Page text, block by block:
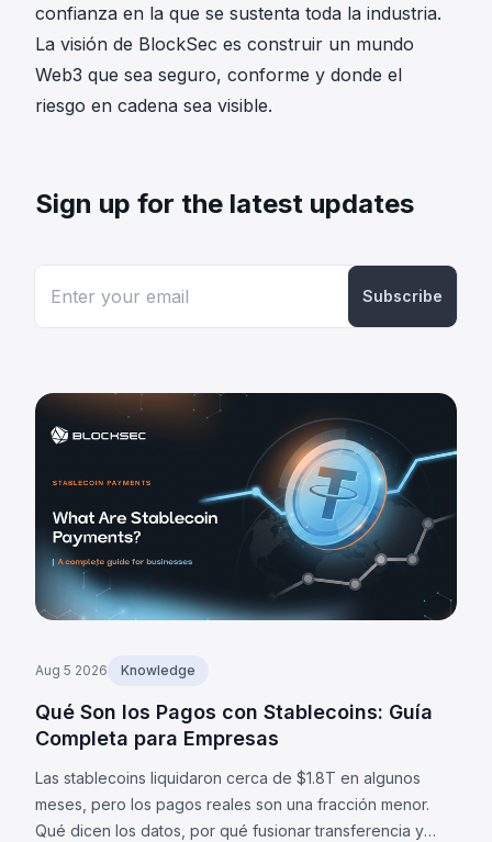
confianza en la que se sustenta toda la industria.
La visión de BlockSec es construir un mundo
Web3 que sea seguro, conforme y donde el
riesgo en cadena sea visible.
Sign up for the latest updates
Subscribe
Aug 5 2026 Knowledge
Qué Son los Pagos con Stablecoins: Guía
Completa para Empresas
Las stablecoins liquidaron cerca de $1.8T en algunos
meses, pero los pagos reales son una fracción menor.
Qué dicen los datos, por qué fusionar transferencia y